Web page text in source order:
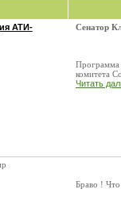
АТИ-
Сенатор
Программа
комитета
Читать
Браво ! Что